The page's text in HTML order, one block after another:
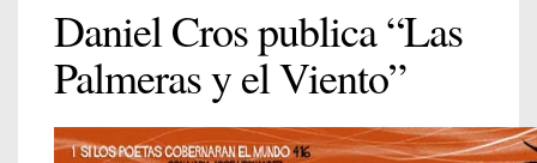
Daniel Cros publica “Las
Palmeras y el Viento”